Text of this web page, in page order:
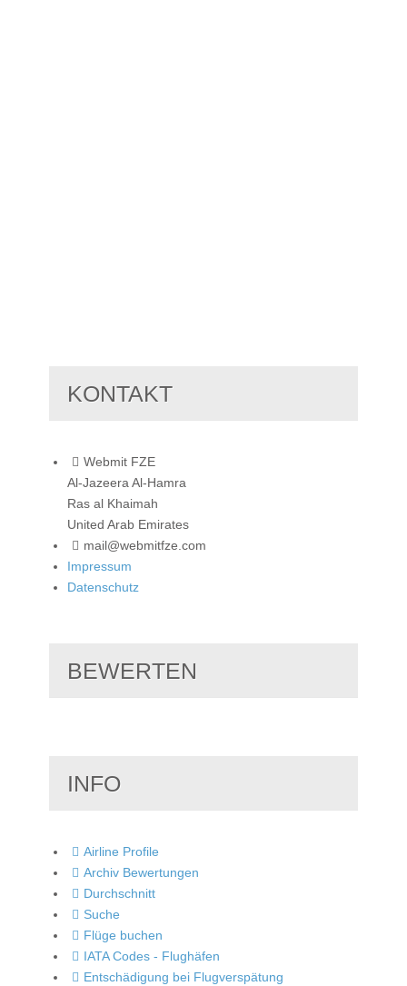
KONTAKT
Webmit FZE
Al-Jazeera Al-Hamra
Ras al Khaimah
United Arab Emirates
mail@webmitfze.com
Impressum
Datenschutz
BEWERTEN
INFO
Airline Profile
Archiv Bewertungen
Durchschnitt
Suche
Flüge buchen
IATA Codes - Flughäfen
Entschädigung bei Flugverspätung